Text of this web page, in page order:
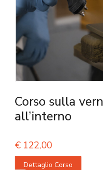
Corso sulla
all’interno
€ 122,00
Dettaglio Corso